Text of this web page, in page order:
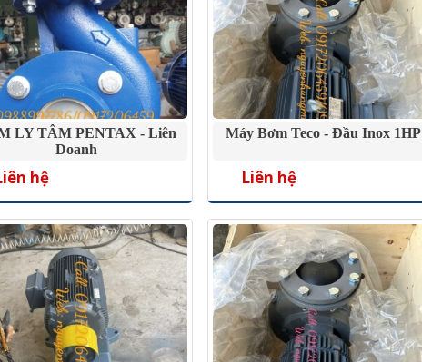
LY TÂM PENTAX - Liên
Doanh
hệ
Máy Bơm Teco - Đầu Inox 1HP
Liên hệ